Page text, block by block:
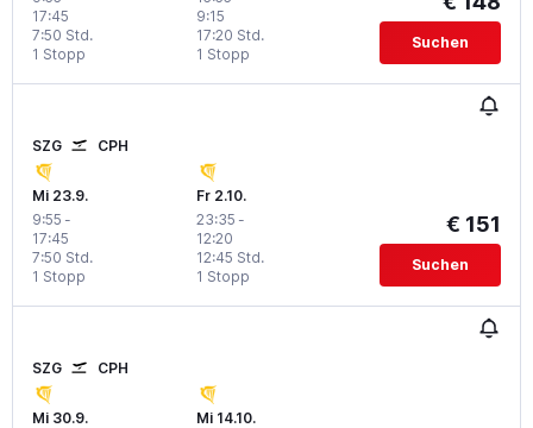
17:45
1 Stopp
7:50 Std.
9:15
1 Stopp
17:20 Std. Suchen
SZG CPH
Mi 23.9.
9:55 -
17:45
1 Stopp
7:50 Std.
Fr 2.10.
23:35 -
12:20
1 Stopp
12:45 Std.
€ 151
Suchen
SZG CPH
Mi 30.9.
Mi 14.10.